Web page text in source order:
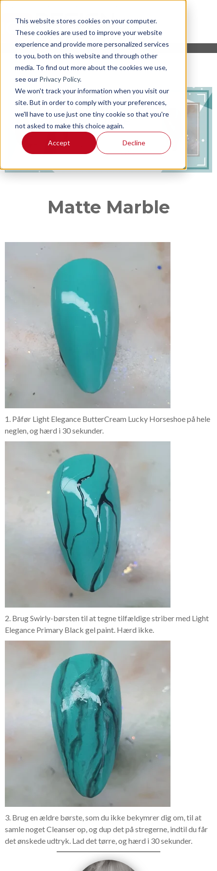
This website stores cookies on your computer.
These cookies are used to improve your website
experience and provide more personalized services
to you, both on this website and through other
media. To find out more about the cookies we use,
see our Privacy Policy.
We won't track your information when you visit our
site. But in order to comply with your preferences,
we'll have to use just one tiny cookie so that you're
not asked to make this choice again.
Accept Decline
Matte Marble
1. Påfør Light Elegance ButterCream Lucky Horseshoe på hele
neglen, og hærd i 30 sekunder.
2. Brug Swirly-børsten til at tegne tilfældige striber med Light
Elegance Primary Black gel paint. Hærd ikke.
3. Brug en ældre børste, som du ikke bekymrer dig om, til at
samle noget Cleanser op, og dup det på stregerne, indtil du får
det ønskede udtryk. Lad det tørre, og hærd i 30 sekunder.